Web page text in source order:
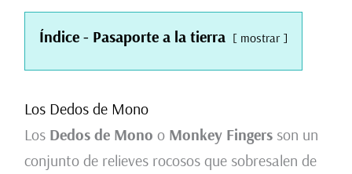
Índice - Pasaporte a la tierra mostrar
Los Dedos de Mono
Los Dedos de Mono o Monkey Fingers son un
conjunto de relieves rocosos que sobresalen de